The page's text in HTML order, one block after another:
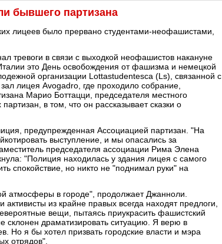
бывшего партизана
лицеев было прервано студентами-неофашистами,
тревоги в связи с выходкой неофашистов накануне
это День освобождения от фашизма и немецкой
организации Lottastudentesca (Ls), связанной с
лицея Avogadro, где проходило собрание,
Марио Боттацци, председателя местного
в том, что он рассказывает сказки о
предупрежденная Ассоциацией партизан. "На
выступление, и мы опасались за
председателя ассоциации Рима Элена
"Полиция находилась у здания лицея с самого
спокойствие, но никто не "поднимал руки" на
атмосферы в городе", продолжает Джанноли.
из крайне правых всегда находят предлоги,
вещи, пытаясь приукрасить фашистский
драматизировать ситуацию. Я верю в
Но я бы хотел призвать городские власти и мэра
отрядов".